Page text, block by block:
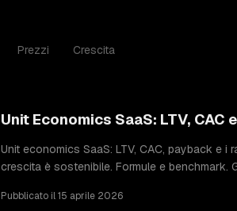
Prezzi Crescita
Unit Economics SaaS: LTV, CAC
Unit economics SaaS: LTV, CAC, payback e i
crescita è sostenibile. Formule e benchmark.
Pubblicato il 15 aprile 2026